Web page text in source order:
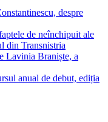
despre
de neînchipuit ale
din Transnistria
Lavinia Braniște, a
anual de debut, ediția